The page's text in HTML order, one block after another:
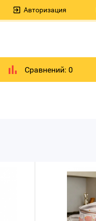
Авторизация
Сравнений: 0